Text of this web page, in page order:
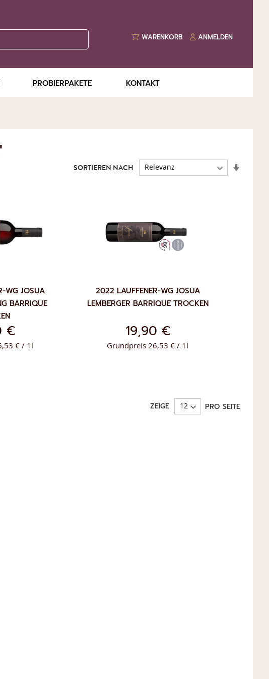
WARENKORB ANMELDEN
PROBIERPAKETE KONTAKT
SORTIEREN NACH
WG JOSUA
BARRIQUE
€
€ / 1l
2022 LAUFFENER-WG JOSUA
LEMBERGER BARRIQUE TROCKEN
19,90 €
Grundpreis 26,53 € / 1l
WUNSCHLISTE
ZEIGE PRO SEITE